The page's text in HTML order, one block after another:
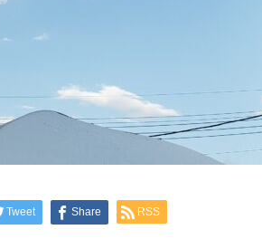
Tweet Share RSS